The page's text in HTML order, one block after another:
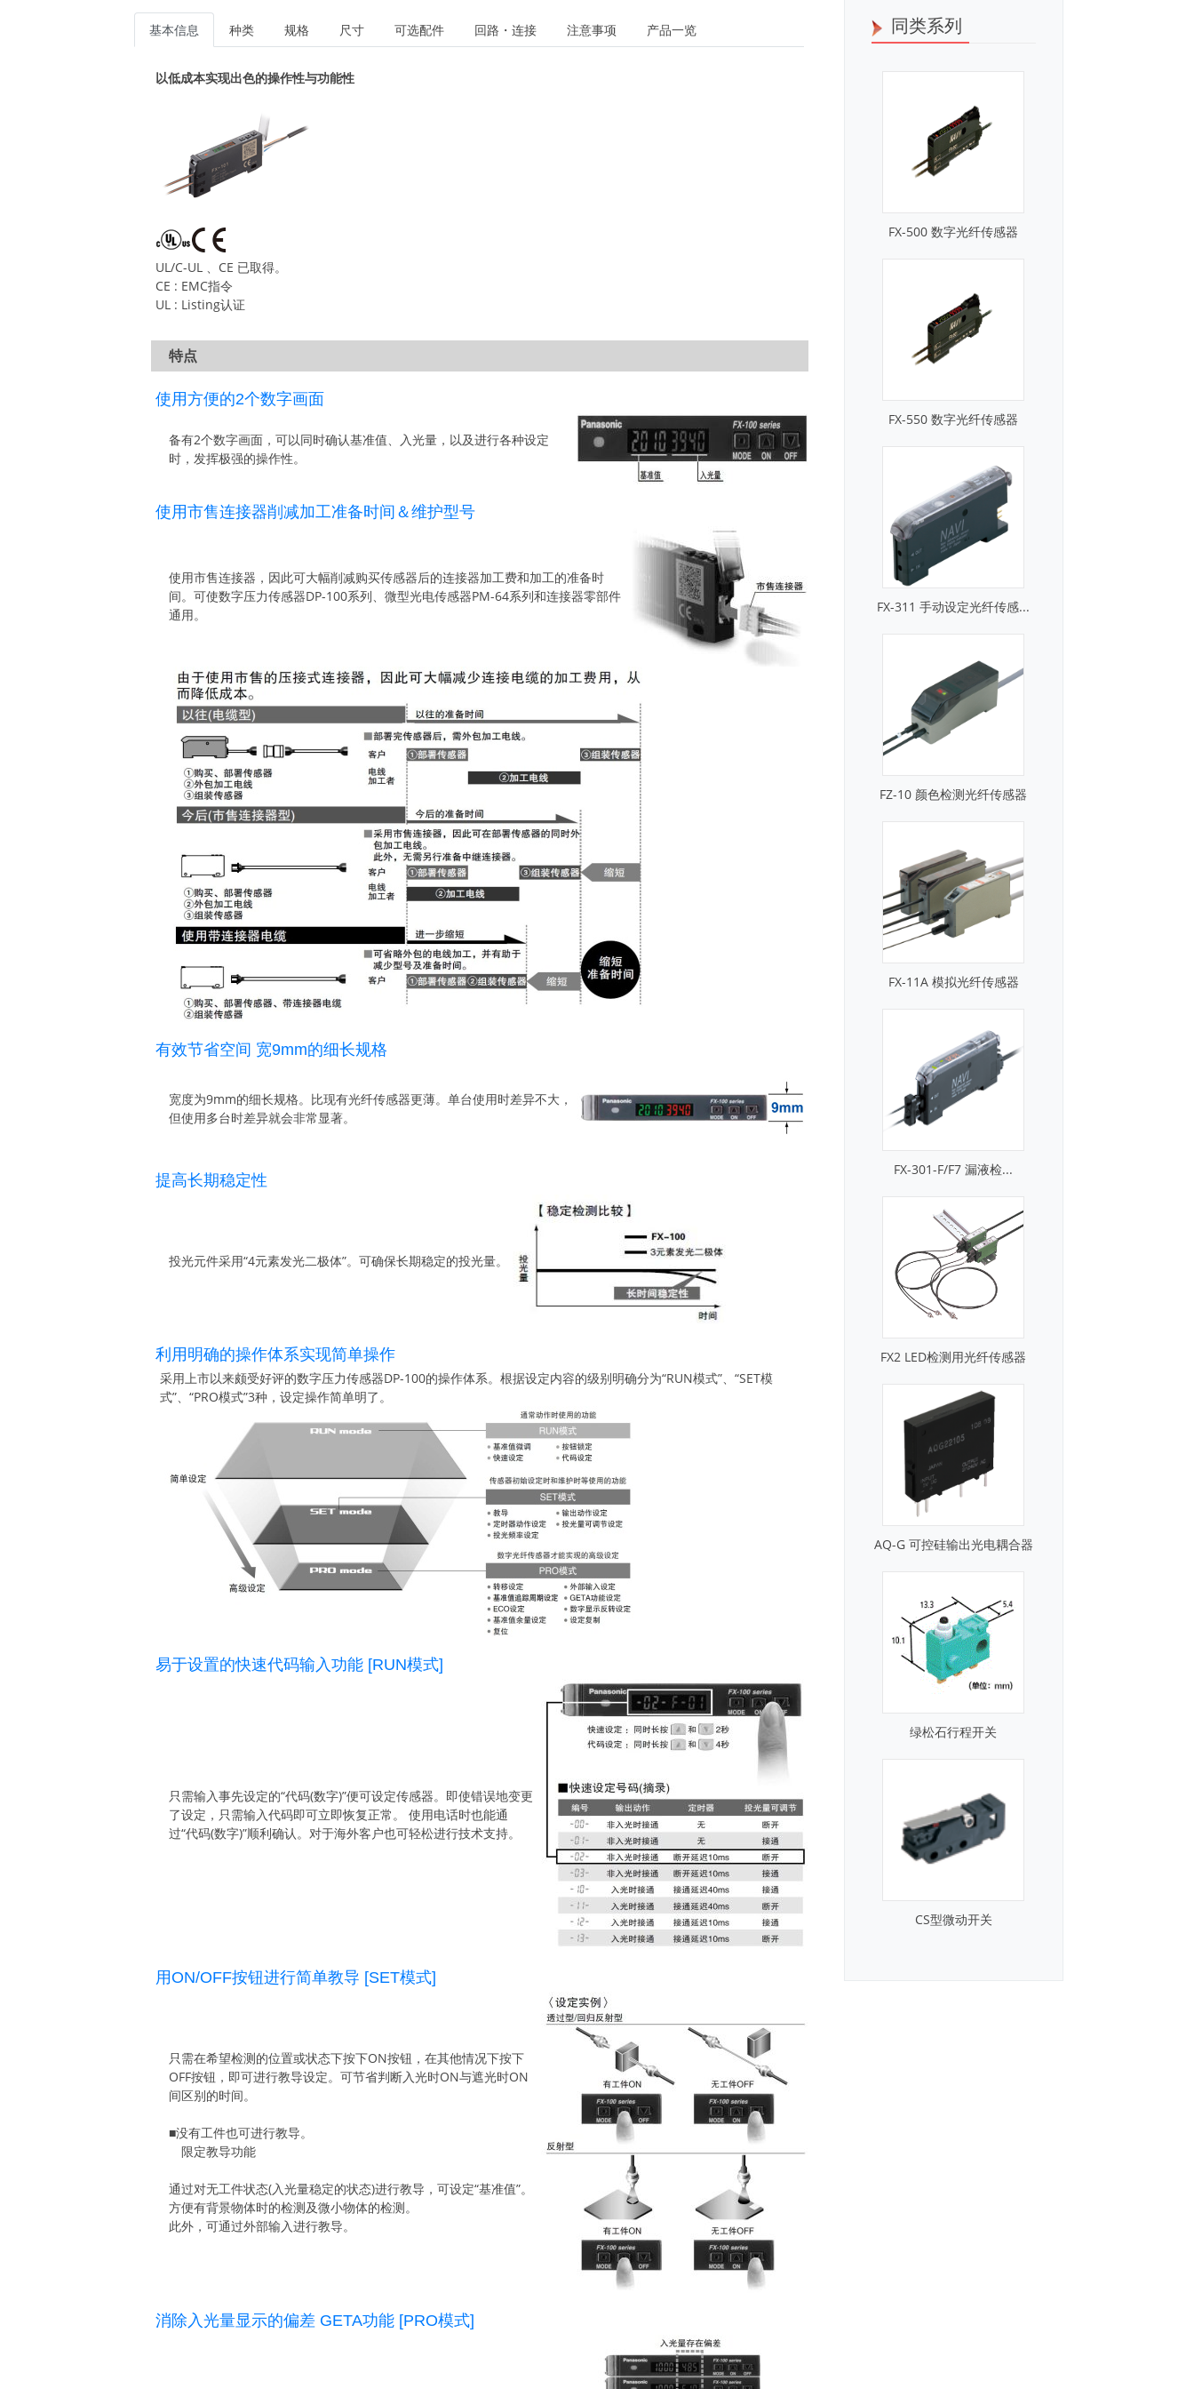
基本信息 种类 规格 尺寸 可选配件 回路・连接 注意事项 产品一览
以低成本实现出色的操作性与功能性
UL/C-UL 、CE 已取得。
CE : EMC指令
UL : Listing认证
特点
使用方便的2个数字画面
备有2个数字画面，可以同时确认基准值、入光量，以及进行各种设定
时，发挥极强的操作性。
使用市售连接器削减加工准备时间＆维护型号
使用市售连接器，因此可大幅削减购买传感器后的连接器加工费和加工的准备时
间。可使数字压力传感器DP-100系列、微型光电传感器PM-64系列和连接器零部件
通用。
有效节省空间 宽9mm的细长规格
宽度为9mm的细长规格。比现有光纤传感器更薄。单台使用时差异不大，
但使用多台时差异就会非常显著。
提高长期稳定性
投光元件采用“4元素发光二极体”。可确保长期稳定的投光量。
利用明确的操作体系实现简单操作
采用上市以来颇受好评的数字压力传感器DP-100的操作体系。根据设定内容的级别明确分为“RUN模式”、“SET模
式”、“PRO模式”3种，设定操作简单明了。
易于设置的快速代码输入功能 [RUN模式]
只需输入事先设定的“代码(数字)”便可设定传感器。即使错误地变更
了设定，只需输入代码即可立即恢复正常。 使用电话时也能通
过“代码(数字)”顺利确认。对于海外客户也可轻松进行技术支持。
用ON/OFF按钮进行简单教导 [SET模式]
只需在希望检测的位置或状态下按下ON按钮，在其他情况下按下
OFF按钮，即可进行教导设定。可节省判断入光时ON与遮光时ON
间区别的时间。
■没有工件也可进行教导。
限定教导功能
通过对无工件状态(入光量稳定的状态)进行教导，可设定“基准值”。
方便有背景物体时的检测及微小物体的检测。
此外，可通过外部输入进行教导。
消除入光量显示的偏差 GETA功能 [PRO模式]
同类系列
FX-500 数字光纤传感器
FX-550 数字光纤传感器
FX-311 手动设定光纤传感...
FZ-10 颜色检测光纤传感器
FX-11A 模拟光纤传感器
FX-301-F/F7 漏液检...
FX2 LED检测用光纤传感器
AQ-G 可控硅输出光电耦合器
绿松石行程开关
CS型微动开关